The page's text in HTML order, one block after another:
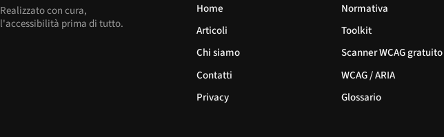
Realizzato con cura,
l'accessibilità prima di tutto.
Home
Articoli
Chi siamo
Contatti
Privacy
Normativa
Toolkit
Scanner WCAG gratuito
WCAG / ARIA
Glossario